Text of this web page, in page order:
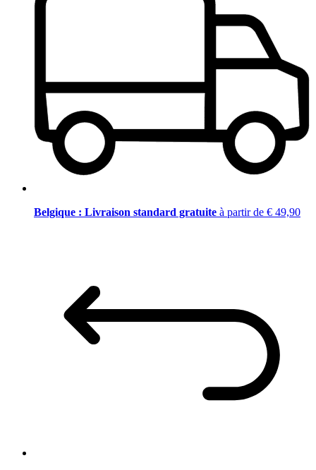
Belgique : Livraison standard gratuite à partir de € 49,90